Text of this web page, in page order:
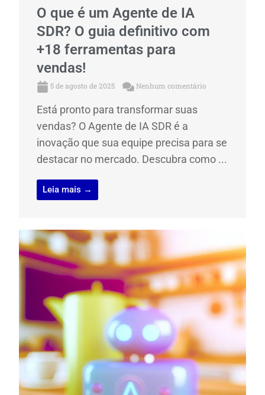
O que é um Agente de IA
SDR? O guia definitivo com
+18 ferramentas para
vendas!
5 de agosto de 2025 Nenhum comentário
Está pronto para transformar suas
vendas? O Agente de IA SDR é a
inovação que sua equipe precisa para se
destacar no mercado. Descubra como ...
Leia mais →